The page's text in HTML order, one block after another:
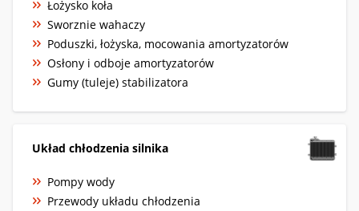
Łożysko koła
Sworznie wahaczy
Poduszki, łożyska, mocowania amortyzatorów
Osłony i odboje amortyzatorów
Gumy (tuleje) stabilizatora
Układ chłodzenia silnika
Pompy wody
Przewody układu chłodzenia